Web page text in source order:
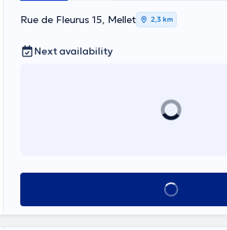
Rue de Fleurus 15, Mellet 2,3 km
Next availability
See all